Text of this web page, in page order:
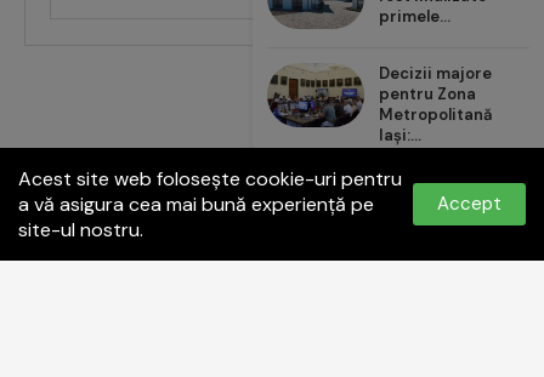
Acest site web folosește cookie-uri pentru
a vă asigura cea mai bună experiență pe
site-ul nostru.
Accept
primele...
Decizii majore
pentru Zona
Metropolitană
Iași:...
Carrefour România
aduce noul val de...